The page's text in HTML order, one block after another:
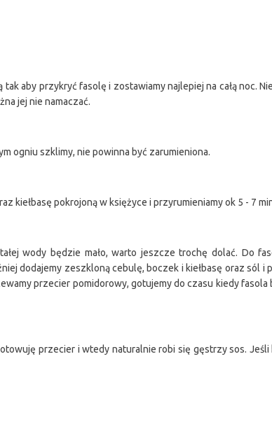
tak aby przykryć fasolę i zostawiamy najlepiej na całą noc.
jej nie namaczać.
ogniu szklimy, nie powinna być zarumieniona.
kiełbasę pokrojoną w księżyce i przyrumieniamy ok 5 - 7
wody będzie mało, warto jeszcze trochę dolać. Do
dodajemy zeszkloną cebulę, boczek i kiełbasę oraz sól i
przecier pomidorowy, gotujemy do czasu kiedy
przecier i wtedy naturalnie robi się gęstrzy sos.